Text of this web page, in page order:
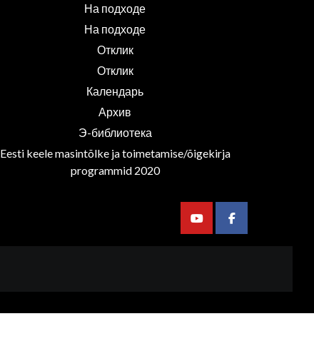
На подходе
На подходе
Отклик
Отклик
Календарь
Архив
Э-библиотека
Eesti keele masintõlke ja toimetamise/õigekirja
programmid 2020
YoutubeFacebook